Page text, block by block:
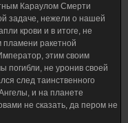
Караулом Смерти
задаче, нежели о нашей
крови и в итоге, не
ракетной
этим своим
погибли, не уронив своей
след таинственного
и на планете
не сказать, да пером не